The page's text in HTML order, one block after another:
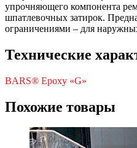
упрочняющего компонента
шпатлевочных затирок.
ограничениями – для
Технические
BARS® Epoxy «G»
Похожие товары